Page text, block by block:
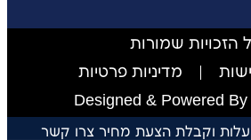
שמורות
מדיניות פרטיות
Designed &
הצעת מחיר צרו קשר​